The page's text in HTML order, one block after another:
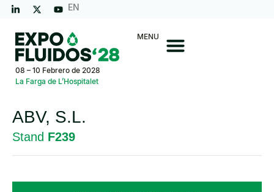
EN
08 – 10 Febrero de 2028
La Farga de L’Hospitalet
MENU
ABV, S.L.
Stand F239